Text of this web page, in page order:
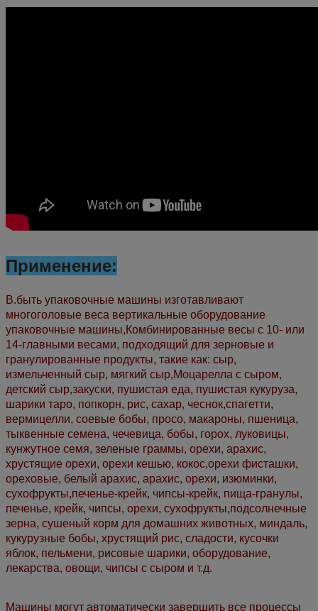
Применение:
В.быть упаковочные машины изготавливают
многоголовые веса вертикальные оборудование
упаковочные машины, Комбинированные весы с 10- или
14-главными весами, подходящий для зерновые и
гранулированные продукты, такие как: сыр,
измельченный сыр, мягкий сыр,Моцарелла с сыром,
детский сыр,закуски, пушистая еда, пушистая кукуруза,
шарики таро, попкорн, рис, сахар, чеснок,спагетти,
вермицелли, соевые бобы, просо, макароны, пшеница,
тыквенные семена, чечевица, бобы, горох, луковицы,
кунжутное семя, зеленые граммы, орехи, арахис,
хрустящие орехи, орехи кешью, кокос,орехи фисташки,
ореховые, белый арахис, арахис, орехи, изюминки,
сухофрукты,печенье-крейк, чипсы-крейк, пища-гранулы,
печенье, крейк, чипсы, орехи, сухофрукты,подсолнечные
зерна, сушеный корм для домашних животных, миндаль,
кукурузные бобы, хрустящий рис, сладости, кусочки
яблок, пельмени, рисовые шарики, оборудование,
лекарства, овощи, чипсы с сыром и т.д.
Машины могут автоматически завершить все процессы